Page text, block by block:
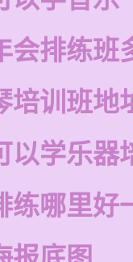
会排练班
培训班地
以学乐器
练哪里好